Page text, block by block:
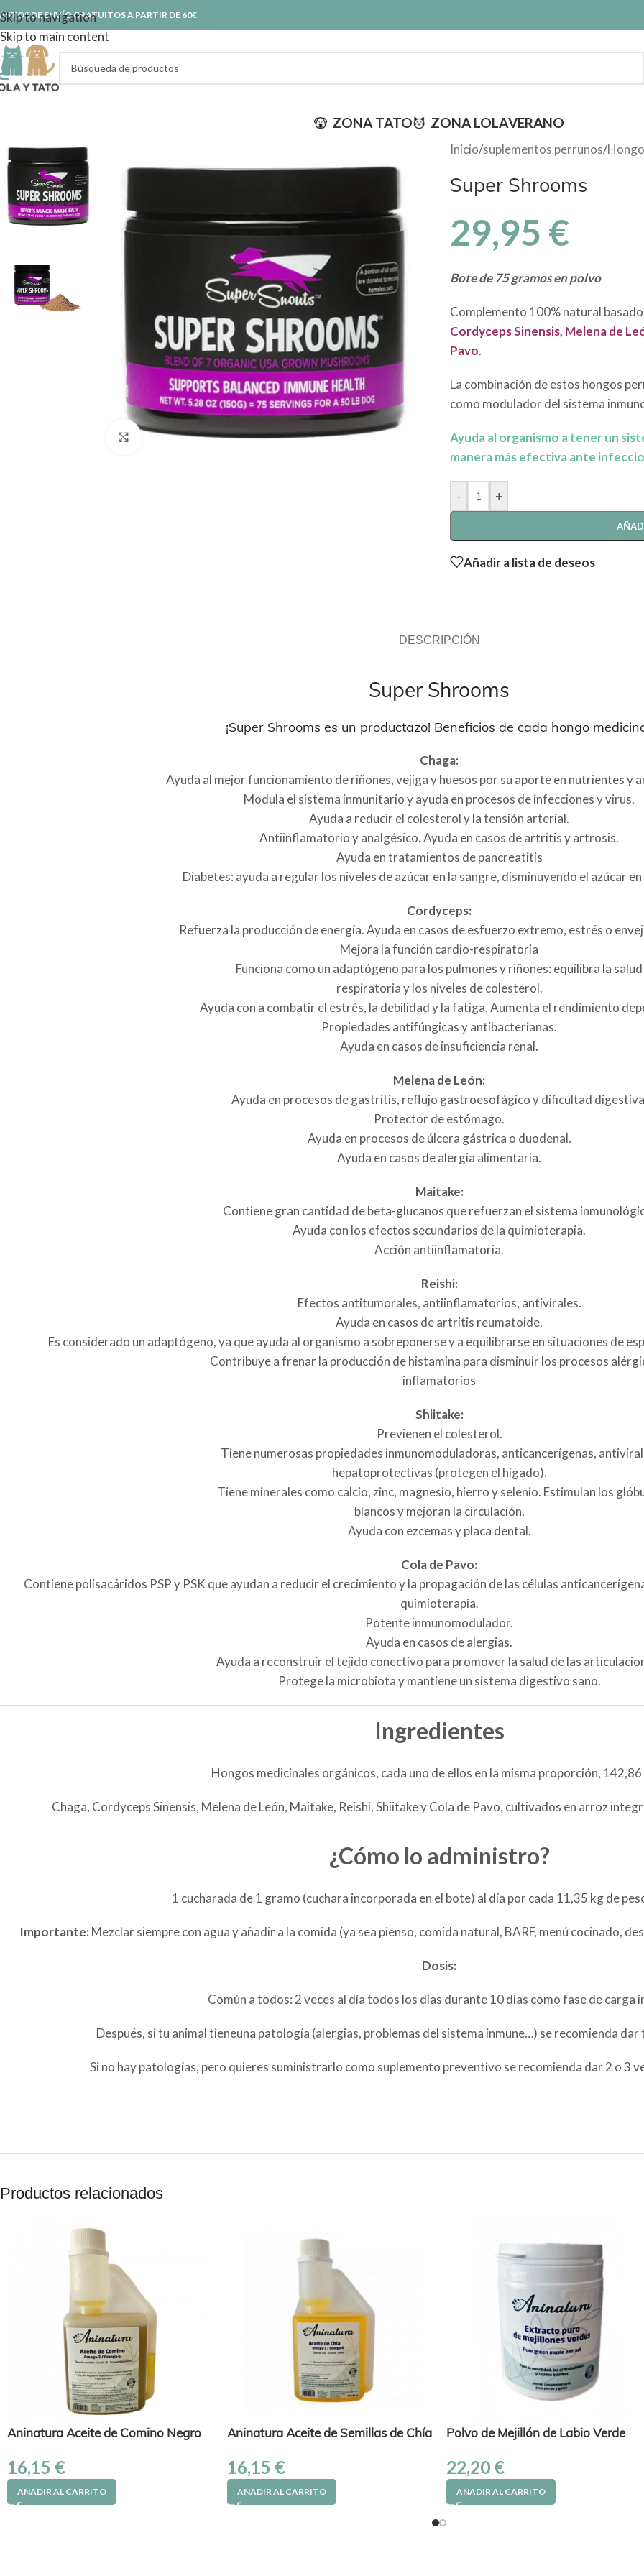
Skip to navigation
Skip to main content
DE ENVÍO GRATUITOS A PARTIR DE 60€
ZONA TATO ZONA LOLAVERANO
Haga Click para agrandar
Inicio/suplementos perrunos/
Super Shrooms
29,95 €
Bote de 75 gramos en polvo
Complemento 100% natural
Cordyceps Sinensis, Melena de
Pavo.
La combinación de estos hongos
como modulador del sistema
Ayuda al organismo a tener un
manera más efectiva ante
- +
Añadir a lista de deseos
DESCRIPCIÓN
Super Shrooms
¡Super Shrooms es un productazo! Beneficios de cada hongo
Chaga:
Ayuda al mejor funcionamiento de riñones, vejiga y huesos por su aporte en nutrientes y
Modula el sistema inmunitario y ayuda en procesos de infecciones y virus.
Ayuda a reducir el colesterol y la tensión arterial.
Antiinflamatorio y analgésico. Ayuda en casos de artritis y artrosis.
Ayuda en tratamientos de pancreatitis
Diabetes: ayuda a regular los niveles de azúcar en la sangre, disminuyendo el azúcar
Cordyceps:
Refuerza la producción de energía. Ayuda en casos de esfuerzo extremo, estrés o
Mejora la función cardio-respiratoria
Funciona como un adaptógeno para los pulmones y riñones: equilibra la salud
respiratoria y los niveles de colesterol.
Ayuda con a combatir el estrés, la debilidad y la fatiga. Aumenta el rendimiento
Propiedades antifúngicas y antibacterianas.
Ayuda en casos de insuficiencia renal.
Melena de León:
Ayuda en procesos de gastritis, reflujo gastroesofágico y dificultad
Protector de estómago.
Ayuda en procesos de úlcera gástrica o duodenal.
Ayuda en casos de alergia alimentaria.
Maitake:
Contiene gran cantidad de beta-glucanos que refuerzan el sistema
Ayuda con los efectos secundarios de la quimioterapia.
Acción antiinflamatoria.
Reishi:
Efectos antitumorales, antiinflamatorios, antivirales.
Ayuda en casos de artritis reumatoide.
Es considerado un adaptógeno, ya que ayuda al organismo a sobreponerse y a equilibrarse en situaciones de
Contribuye a frenar la producción de histamina para disminuir los procesos
inflamatorios
Shiitake:
Previenen el colesterol.
Tiene numerosas propiedades inmunomoduladoras, anticancerígenas,
hepatoprotectivas (protegen el hígado).
Tiene minerales como calcio, zinc, magnesio, hierro y selenio. Estimulan los
blancos y mejoran la circulación.
Ayuda con ezcemas y placa dental.
Cola de Pavo:
Contiene polisacáridos PSP y PSK que ayudan a reducir el crecimiento y la propagación de las células
quimioterapia.
Potente inmunomodulador.
Ayuda en casos de alergias.
Ayuda a reconstruir el tejido conectivo para promover la salud de las
Protege la microbiota y mantiene un sistema digestivo sano.
Ingredientes
Hongos medicinales orgánicos, cada uno de ellos en la misma proporción, 142,86
Chaga, Cordyceps Sinensis, Melena de León, Maitake, Reishi, Shiitake y Cola de Pavo, cultivados en arroz
¿Cómo lo administro?
1 cucharada de 1 gramo (cuchara incorporada en el bote) al día por cada 11,35 kg de
Importante: Mezclar siempre con agua y añadir a la comida (ya sea pienso, comida natural, BARF, menú cocinado,
Dosis:
Común a todos: 2 veces al día todos los días durante 10 días como fase de carga
Después, si tu animal tieneuna patología (alergias, problemas del sistema inmune…) se recomienda dar
Si no hay patologías, pero quieres suministrarlo como suplemento preventivo se recomienda dar 2 o 3
Productos relacionados
Aninatura Aceite de Comino Negro
16,15 €
AÑADIR AL CARRITO
Aninatura Aceite de Semillas de Chía
16,15 €
AÑADIR AL CARRITO
Polvo de Mejillón de Labio Verde
22,20 €
AÑADIR AL CARRITO